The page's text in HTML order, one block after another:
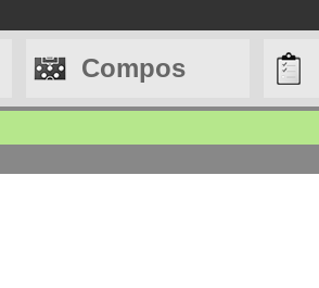
Compos